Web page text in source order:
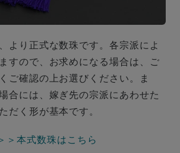
より正式な数珠です。各宗派によ
すので、お求めになる場合は、ご
ご確認の上お選びください。ま
合には、嫁ぎ先の宗派にあわせた
だく形が基本です。
＞本式数珠はこちら